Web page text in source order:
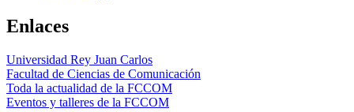
Enlaces
Universidad Rey Juan Carlos
Facultad de Ciencias de Comunicación
Toda la actualidad de la FCCOM
Eventos y talleres de la FCCOM